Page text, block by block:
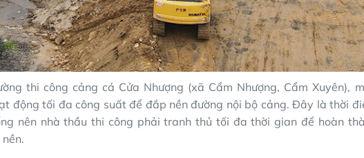
thi công cảng cá Cửa Nhượng (xã Cẩm Nhượng, Cẩm Xuyên),
động tối đa công suất để đắp nền đường nội bộ cảng. Đây là thời
nên nhà thầu thi công phải tranh thủ tối đa thời gian để hoàn